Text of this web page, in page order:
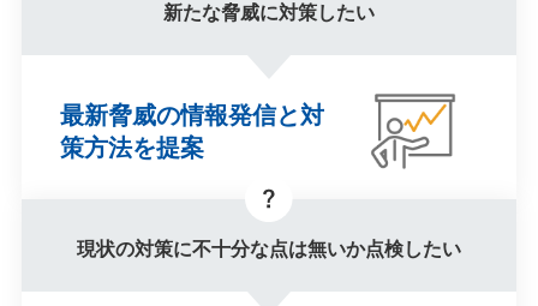
新たな脅威に対策したい
最新脅威の情報発信と対
策方法を提案
現状の対策に不十分な点は無いか点検したい